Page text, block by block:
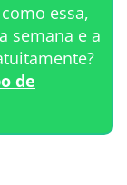
essa,
semana e a
de